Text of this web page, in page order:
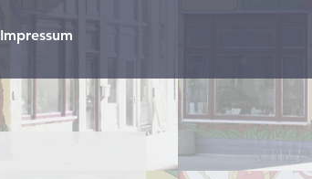
Impressum